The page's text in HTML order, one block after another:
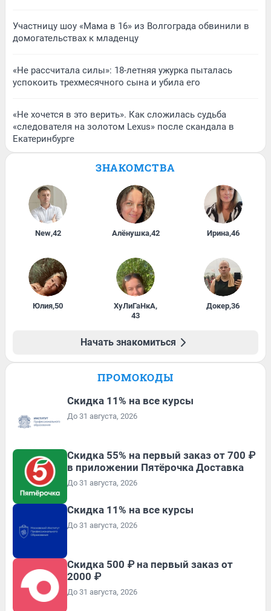
Участницу шоу «Мама в 16» из Волгограда обвинили в
домогательствах к младенцу
«Не рассчитала силы»: 18-летняя ужурка пыталась
успокоить трехмесячного сына и убила его
«Не хочется в это верить». Как сложилась судьба
«следователя на золотом Lexus» после скандала в
Екатеринбурге
ЗНАКОМСТВА
New,42 Алёнушка,42 Ирина,46
Юлия,50 ХуЛиГаНкА,
43
Докер,36
Начать знакомиться
ПРОМОКОДЫ
Скидка 11% на все курсы
До 31 августа, 2026
Скидка 55% на первый заказ от 700 ₽
в приложении Пятёрочка Доставка
До 31 августа, 2026
Скидка 11% на все курсы
До 31 августа, 2026
Скидка 500 ₽ на первый заказ от
2000 ₽
До 31 августа, 2026